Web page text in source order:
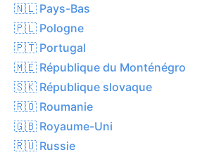
🇳🇱 Pays-Bas
🇵🇱 Pologne
🇵🇹 Portugal
🇲🇪 République du Monténégro
🇸🇰 République slovaque
🇷🇴 Roumanie
🇬🇧 Royaume-Uni
🇷🇺 Russie